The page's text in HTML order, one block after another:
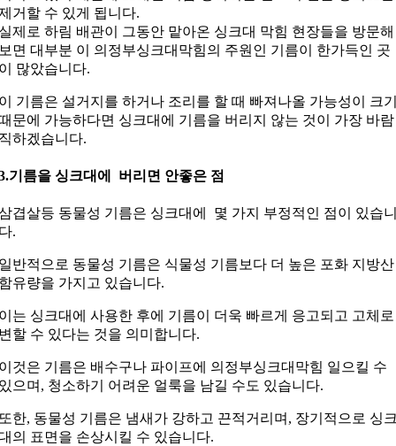
거할 수 있게 됩니다.
제로 하림 배관이 그동안 맡아온 싱크대 막힘 현장들을 방문해
면 대부분 이 의정부싱크대막힘의 주원인 기름이 한가득인 곳
많았습니다.
기름은 설거지를 하거나 조리를 할 때 빠져나올 가능성이 크
문에 가능하다면 싱크대에 기름을 버리지 않는 것이 가장 바람
하겠습니다.
기름을 싱크대에 버리면 안좋은 점
겹살등 동물성 기름은 싱크대에 몇 가지 부정적인 점이 있습
.
반적으로 동물성 기름은 식물성 기름보다 더 높은 포화 지방산
유량을 가지고 있습니다.
는 싱크대에 사용한 후에 기름이 더욱 빠르게 응고되고 고체로
할 수 있다는 것을 의미합니다.
것은 기름은 배수구나 파이프에 의정부싱크대막힘 일으킬 수
으며, 청소하기 어려운 얼룩을 남길 수도 있습니다.
한, 동물성 기름은 냄새가 강하고 끈적거리며, 장기적으로 싱
의 표면을 손상시킬 수 있습니다.